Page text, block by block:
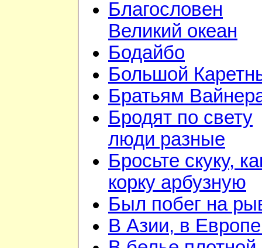
Благословен
Великий океан
Бодайбо
Большой
Братьям
Бродят по свету
люди разные
Бросьте скуку,
корку арбузную
Был побег на
В Азии, в